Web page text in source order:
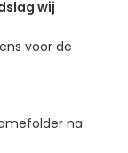
wij
voor de
na